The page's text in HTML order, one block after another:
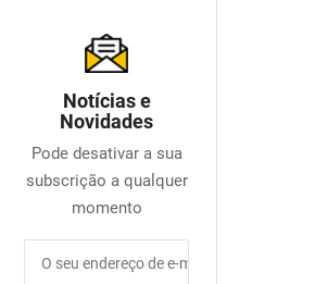
Notícias e
Novidades
Pode desativar a sua
subscrição a qualquer
momento